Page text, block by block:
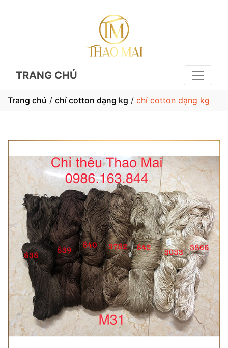
TRANG CHỦ
Trang chủ / chỉ cotton dạng kg / chỉ cotton dạng kg